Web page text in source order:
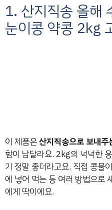
1. 산지직송 올해
눈이콩 약콩 2kg
이 제품은산지직송으로 보내
함이 남달라요. 2kg의 넉넉한
기 정말 좋더라고요. 직접 콩물
에 넣어 먹는 등 여러 방법으로
에게 딱이에요.